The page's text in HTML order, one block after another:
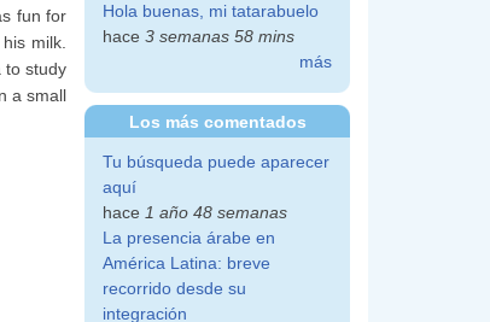
fun for
milk.
to study
a small
Hola buenas, mi tatarabuelo
hace3 semanas 58 mins
más
Los más comentados
Tu búsqueda puede aparecer
aquí
hace 1 año 48 semanas
La presencia árabe en
América Latina: breve
recorrido desde su
integración